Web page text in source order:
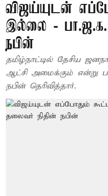
விஜய்யுடன்
இல்லை - பா.ஜ.க.
நபின்
தமிழ்நாட்டில் தேசிய
ஆட்சி அமைக்கும் என்று
நபின் தெரிவித்தார்.